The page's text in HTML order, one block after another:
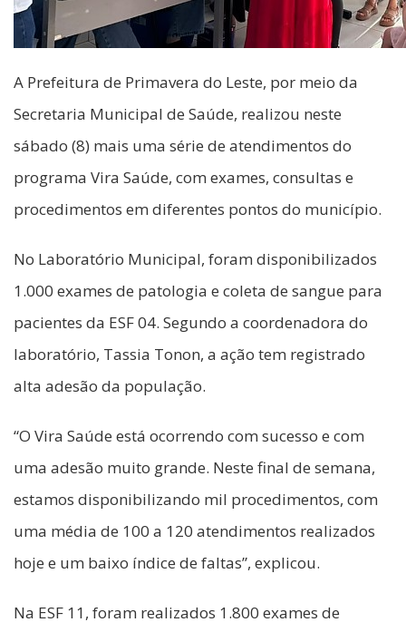
A Prefeitura de Primavera do Leste, por meio da
Secretaria Municipal de Saúde, realizou neste
sábado (8) mais uma série de atendimentos do
programa Vira Saúde, com exames, consultas e
procedimentos em diferentes pontos do município.
No Laboratório Municipal, foram disponibilizados
1.000 exames de patologia e coleta de sangue para
pacientes da ESF 04. Segundo a coordenadora do
laboratório, Tassia Tonon, a ação tem registrado
alta adesão da população.
“O Vira Saúde está ocorrendo com sucesso e com
uma adesão muito grande. Neste final de semana,
estamos disponibilizando mil procedimentos, com
uma média de 100 a 120 atendimentos realizados
hoje e um baixo índice de faltas”, explicou.
Na ESF 11, foram realizados 1.800 exames de